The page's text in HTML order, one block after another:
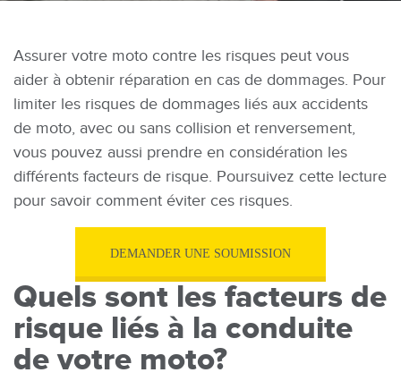
Assurer votre moto contre les risques peut vous
aider à obtenir réparation en cas de dommages. Pour
limiter les risques de dommages liés aux accidents
de moto, avec ou sans collision et renversement,
vous pouvez aussi prendre en considération les
différents facteurs de risque. Poursuivez cette lecture
pour savoir comment éviter ces risques.
DEMANDER UNE SOUMISSION
Quels sont les facteurs de
risque liés à la conduite
de votre moto?